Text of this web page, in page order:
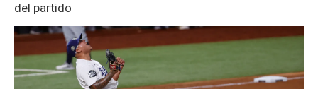
del partido